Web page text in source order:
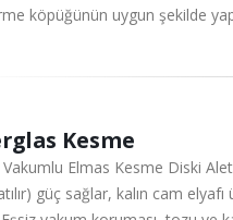
köpüğünün uygun şekilde
Kesme
Vakumlu Elmas Kesme Diski
güç sağlar, kalın cam